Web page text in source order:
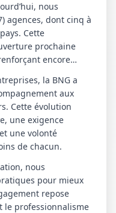
nous
agences, dont cinq à
Cette
prochaine
encore
la BNG a
aux
Cette évolution
une exigence
une volonté
de chacun.
nous
pour mieux
repose
le professionnalisme